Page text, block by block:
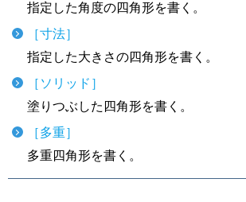
指定した角度の四角形を書く。
［寸法］
指定した大きさの四角形を書く。
［ソリッド］
塗りつぶした四角形を書く。
［多重］
多重四角形を書く。